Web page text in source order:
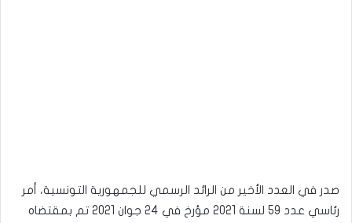
صدر في العدد الأخير من الرائد الرسمي للجمهورية التونسية، أمر
رئاسي عدد 59 لسنة 2021 مؤرخ في 24 جوان 2021 تم بمقتضاه